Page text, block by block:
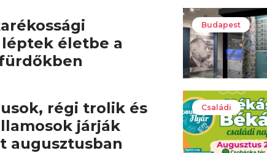
életbe a
Budapest
régi trolik és
járják
augusztusban
Családi